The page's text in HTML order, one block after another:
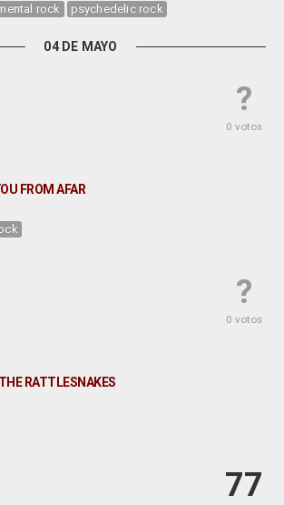
rock psychedelic rock
04 DE MAYO
?
0 votos
FROM AFAR
?
0 votos
RATTLESNAKES
77